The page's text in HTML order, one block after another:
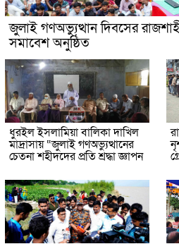
জুলাই গণঅভ্যুত্থান দিবসের
সমাবেশ অনুষ্ঠিত
ধুরইল ইসলামিয়া বালিকা দাখিল
মাদ্রাসায় “জুলাই গণঅভ্যুত্থানের
চেতনা শহীদদের প্রতি শ্রদ্ধা জ্ঞাপন